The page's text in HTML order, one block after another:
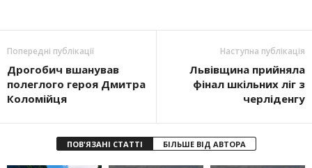
Попередні публікації
Дрогобич вшанував
полеглого героя Дмитра
Коломійця
Наступна публікація
Львівщина прийняла
фінал шкільних ліг з
черліденгу
ПОВ'ЯЗАНІ СТАТТІ БІЛЬШЕ ВІД АВТОРА